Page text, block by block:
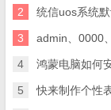
2 统信uos系统
3 admin、0000
4 鸿蒙电脑如何
5 快来制作个性